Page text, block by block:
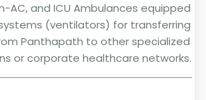
AC, and ICU Ambulances equipped
(ventilators) for transferring
Panthapath to other specialized
or corporate healthcare networks.